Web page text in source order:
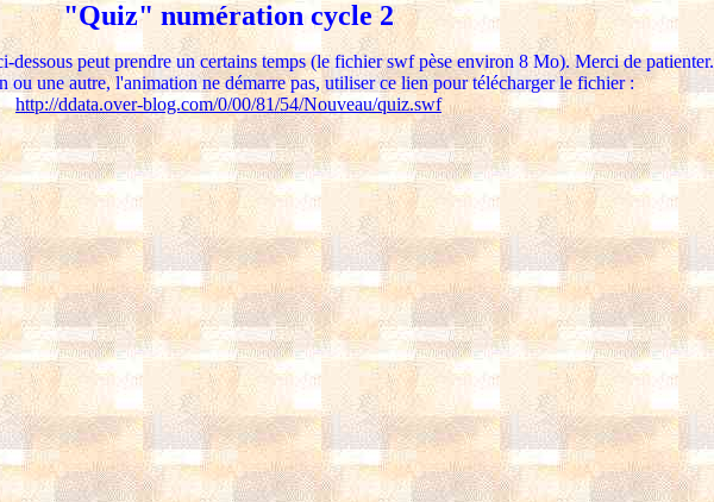
"Quiz" numération cycle 2
dessous peut prendre un certains temps (le fichier swf pèse environ 8 Mo). Merci de patienter.
ou une autre, l'animation ne démarre pas, utiliser ce lien pour télécharger le fichier :
http://ddata.over-blog.com/0/00/81/54/Nouveau/quiz.swf